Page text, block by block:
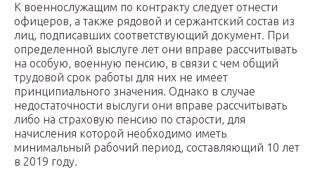
К военнослужащим по контракту следует отнести
офицеров, а также рядовой и сержантский состав из
лиц, подписавших соответствующий документ. При
определенной выслуге лет они вправе рассчитывать
на особую, военную пенсию, в связи с чем общий
трудовой срок работы для них не имеет
принципиального значения. Однако в случае
недостаточности выслуги они вправе рассчитывать
либо на страховую пенсию по старости, для
начисления которой необходимо иметь
минимальный рабочий период, составляющий 10 лет
в 2019 году.